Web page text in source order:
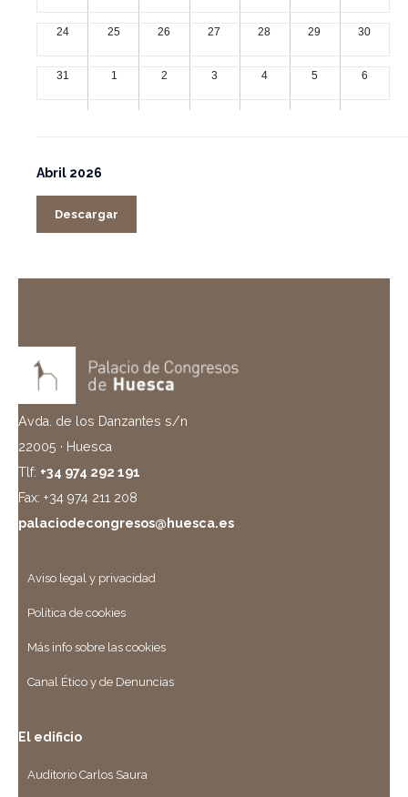
24 25 26 27 28 29 30
31 1 2 3 4 5 6
Abril 2026
Descargar
Avda. de los Danzantes s/n
22005 · Huesca
Tlf: +34 974 292 191
Fax: +34 974 211 208
palaciodecongresos@huesca.es
Aviso legal y privacidad
Política de cookies
Más info sobre las cookies
Canal Ético y de Denuncias
El edificio
Auditorio Carlos Saura